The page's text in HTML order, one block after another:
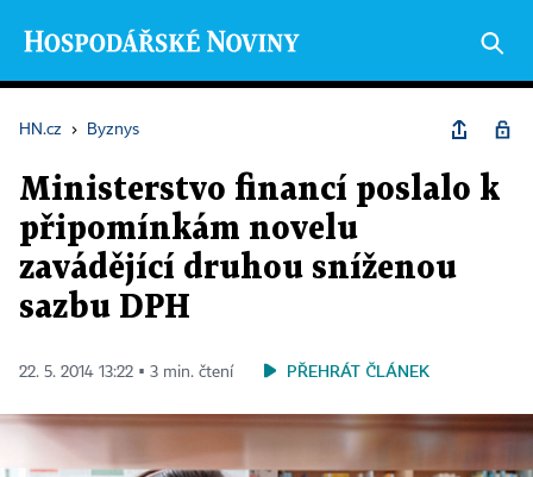
HN.cz › Byznys
Ministerstvo financí poslalo k
připomínkám novelu
zavádějící druhou sníženou
sazbu DPH
22. 5. 2014 13:22 ▪ 3 min. čtení PŘEHRÁT ČLÁNEK